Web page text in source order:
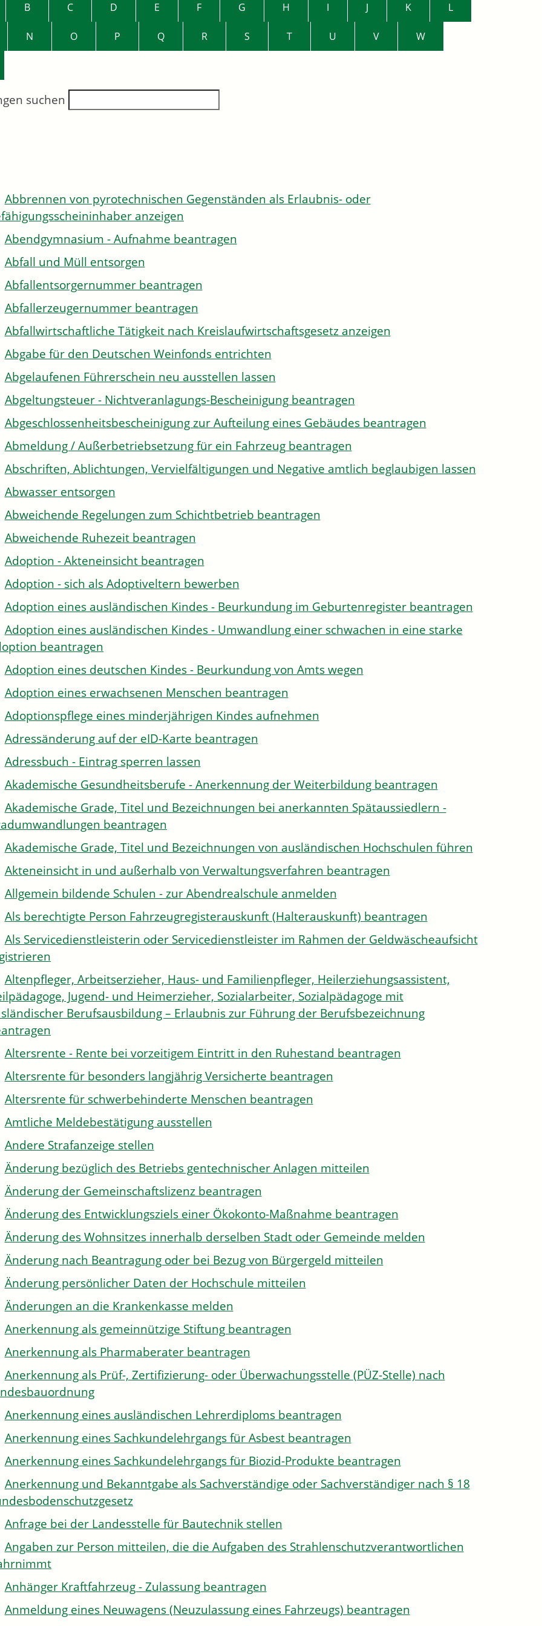
B C D E F G H I J K L
N O P Q R S T U V W
suchen
Abbrennen von pyrotechnischen Gegenständen als Erlaubnis- oder
anzeigen
Abendgymnasium - Aufnahme beantragen
Abfall und Müll entsorgen
Abfallentsorgernummer beantragen
Abfallerzeugernummer beantragen
Abfallwirtschaftliche Tätigkeit nach Kreislaufwirtschaftsgesetz anzeigen
Abgabe für den Deutschen Weinfonds entrichten
Abgelaufenen Führerschein neu ausstellen lassen
Abgeltungsteuer - Nichtveranlagungs-Bescheinigung beantragen
Abgeschlossenheitsbescheinigung zur Aufteilung eines Gebäudes beantragen
Abmeldung / Außerbetriebsetzung für ein Fahrzeug beantragen
Abschriften, Ablichtungen, Vervielfältigungen und Negative amtlich beglaubigen lassen
Abwasser entsorgen
Abweichende Regelungen zum Schichtbetrieb beantragen
Abweichende Ruhezeit beantragen
Adoption - Akteneinsicht beantragen
Adoption - sich als Adoptiveltern bewerben
Adoption eines ausländischen Kindes - Beurkundung im Geburtenregister beantragen
Adoption eines ausländischen Kindes - Umwandlung einer schwachen in eine starke
beantragen
Adoption eines deutschen Kindes - Beurkundung von Amts wegen
Adoption eines erwachsenen Menschen beantragen
Adoptionspflege eines minderjährigen Kindes aufnehmen
Adressänderung auf der eID-Karte beantragen
Adressbuch - Eintrag sperren lassen
Akademische Gesundheitsberufe - Anerkennung der Weiterbildung beantragen
Akademische Grade, Titel und Bezeichnungen bei anerkannten Spätaussiedlern -
beantragen
Akademische Grade, Titel und Bezeichnungen von ausländischen Hochschulen führen
Akteneinsicht in und außerhalb von Verwaltungsverfahren beantragen
Allgemein bildende Schulen - zur Abendrealschule anmelden
Als berechtigte Person Fahrzeugregisterauskunft (Halterauskunft) beantragen
Als Servicedienstleisterin oder Servicedienstleister im Rahmen der Geldwäscheaufsicht
Altenpfleger, Arbeitserzieher, Haus- und Familienpfleger, Heilerziehungsassistent,
Jugend- und Heimerzieher, Sozialarbeiter, Sozialpädagoge mit
Berufsausbildung – Erlaubnis zur Führung der Berufsbezeichnung
Altersrente - Rente bei vorzeitigem Eintritt in den Ruhestand beantragen
Altersrente für besonders langjährig Versicherte beantragen
Altersrente für schwerbehinderte Menschen beantragen
Amtliche Meldebestätigung ausstellen
Andere Strafanzeige stellen
Änderung bezüglich des Betriebs gentechnischer Anlagen mitteilen
Änderung der Gemeinschaftslizenz beantragen
Änderung des Entwicklungsziels einer Ökokonto-Maßnahme beantragen
Änderung des Wohnsitzes innerhalb derselben Stadt oder Gemeinde melden
Änderung nach Beantragung oder bei Bezug von Bürgergeld mitteilen
Änderung persönlicher Daten der Hochschule mitteilen
Änderungen an die Krankenkasse melden
Anerkennung als gemeinnützige Stiftung beantragen
Anerkennung als Pharmaberater beantragen
Anerkennung als Prüf-, Zertifizierung- oder Überwachungsstelle (PÜZ-Stelle) nach
Anerkennung eines ausländischen Lehrerdiploms beantragen
Anerkennung eines Sachkundelehrgangs für Asbest beantragen
Anerkennung eines Sachkundelehrgangs für Biozid-Produkte beantragen
Anerkennung und Bekanntgabe als Sachverständige oder Sachverständiger nach § 18
Anfrage bei der Landesstelle für Bautechnik stellen
Angaben zur Person mitteilen, die die Aufgaben des Strahlenschutzverantwortlichen
Anhänger Kraftfahrzeug - Zulassung beantragen
Anmeldung eines Neuwagens (Neuzulassung eines Fahrzeugs) beantragen